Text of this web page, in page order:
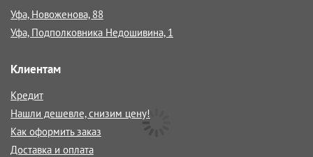
Уфа, Новоженова, 88
Уфа, Подполковника Недошивина, 1
Клиентам
Кредит
Нашли дешевле, снизим цену!
Как оформить заказ
Доставка и оплата